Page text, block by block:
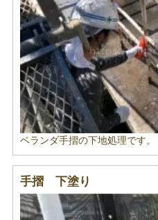
ベランダ手摺の下地処理です。
手摺 下塗り